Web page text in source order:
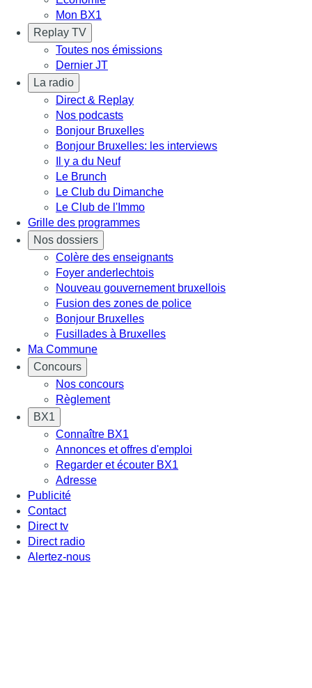
Mon BX1
Replay TV
Toutes nos émissions
Dernier JT
La radio
Direct & Replay
Nos podcasts
Bonjour Bruxelles
Bonjour Bruxelles: les interviews
Il y a du Neuf
Le Brunch
Le Club du Dimanche
Le Club de l'Immo
Grille des programmes
Nos dossiers
Colère des enseignants
Foyer anderlechtois
Nouveau gouvernement bruxellois
Fusion des zones de police
Bonjour Bruxelles
Fusillades à Bruxelles
Ma Commune
Concours
Nos concours
Règlement
BX1
Connaître BX1
Annonces et offres d'emploi
Regarder et écouter BX1
Adresse
Publicité
Contact
Direct tv
Direct radio
Alertez-nous